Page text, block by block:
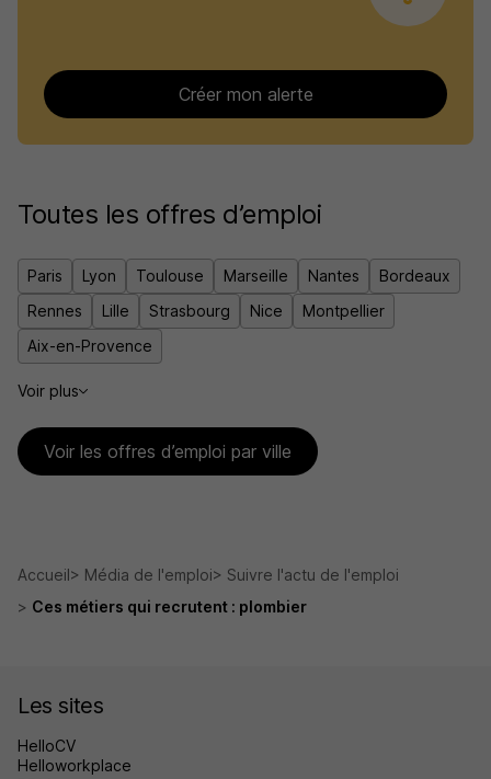
Créer mon alerte
Toutes les offres d’emploi
Paris Lyon Toulouse Marseille Nantes
Bordeaux
Rennes
Lille Strasbourg Nice
Montpellier
Aix-en-Provence
Voir plus
Voir les offres d’emploi par ville
Accueil Média de l'emploi
Suivre l'actu de l'emploi
Ces métiers qui recrutent : plombier
Les sites
HelloCV
Helloworkplace